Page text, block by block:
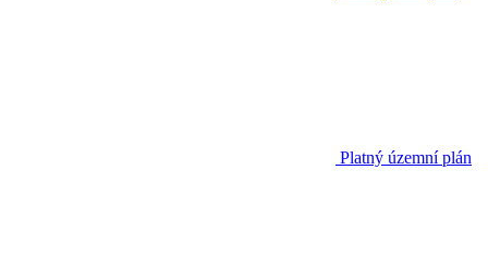
Platný územní plán